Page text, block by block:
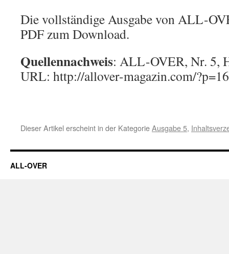
Die vollständige Ausgabe von ALL-
PDF zum Download.
Quellennachweis: ALL-OVER, Nr. 5,
URL: http://allover-magazin.com/
Dieser Artikel erscheint in der KategorieAusgabe 5,
ALL-OVER